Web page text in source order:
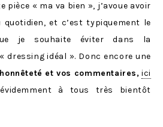
pièce « ma va bien », j’avoue avoir
et c’est typiquement le
je souhaite éviter dans la
dressing idéal ». Donc encore une
et vos commentaires, ici
à tous très bientôt